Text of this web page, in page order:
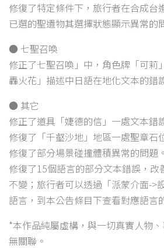
修復了特定條件下，旅行者在合成台
已選的聖遺物其選擇狀態顯示異常的
● 七聖召喚
修正了七聖召喚」中，角色牌「可莉
轟火花」描述中日語在地化文本的錯
● 其它
修正了道具「婕德的信」一處文本錯
修復了「千壑沙地」地區一處聖章石
修復了部分場景碰撞體積異常的問題。
修復了15個語言的部分文本錯誤，
不變；旅行者可以透過「派蒙介面->
語言，到本公告條目下查看對應語言
*本作品純屬虛構，與一切真實人物
無關聯。